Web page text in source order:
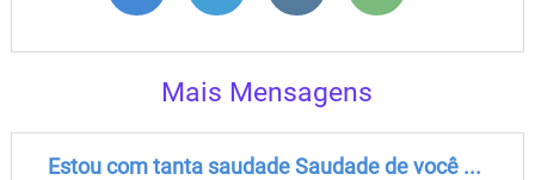
Mais Mensagens
Estou com tanta saudade Saudade de você ...